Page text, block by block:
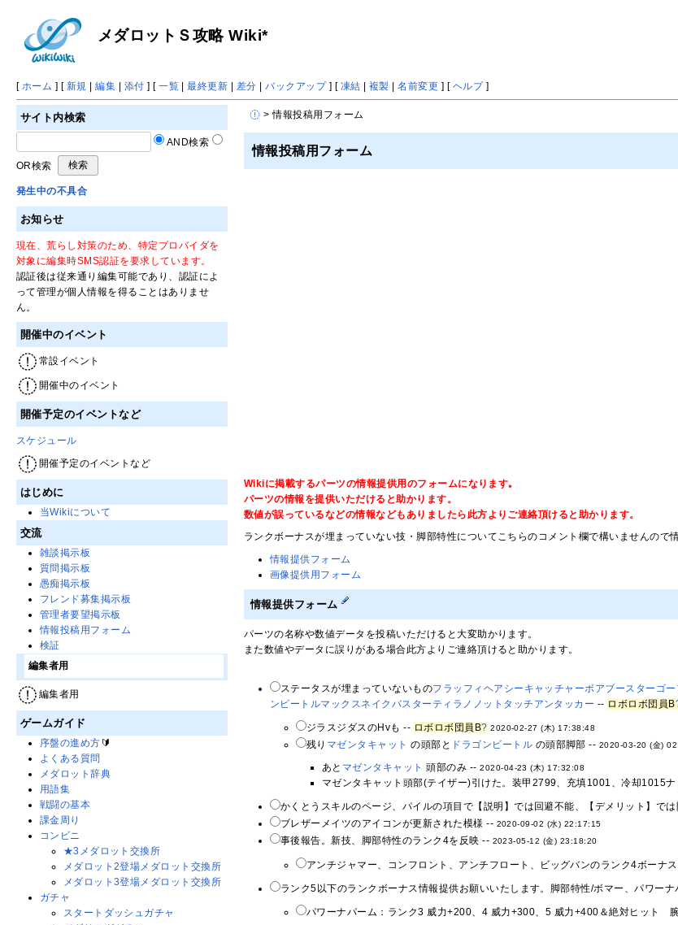
メダロットＳ攻略 Wiki*
[ ホーム ] [ 新規 |編集 | 添付 ] [一覧 |最終更新 | 差分 |バックアップ] [ 凍結 | 複製 |名前変更 ] [ ヘルプ]
> 情報投稿用フォーム
情報投稿用フォーム
Wikiに掲載するパーツの情報提供用のフォームになります｡
パーツの情報を提供いただけると助かります。
数値が誤っているなどの情報などもありましたら此方よりご連絡頂けると助かります。
ランクボーナスが埋まっていない技・脚部特性についてこちらのコメント欄で構いませんので
情報提供フォーム
画像提供用フォーム
情報提供フォーム
パーツの名称や数値データを投稿いただけると大変助かります。
また数値やデータに誤りがある場合此方よりご連絡頂けると助かります。
ステータスが埋まっていないものフラッフィヘア シーキャッチャーボアブースター ゴ
ンビートルマックスネイク バスターティラノ ノットタッチ アンタッカー -- ロボロボ団員B
ジラスジダスのHvも -- ロボロボ団員B? 2020-02-27 (木) 17:38:48
残り マゼンタキャット の頭部と ドラゴンビートル の頭部脚部 -- 2020-03-20 (金)
あと マゼンタキャット 頭部のみ --2020-04-23 (木) 17:32:08
マゼンタキャット頭部(テイザー)引けた。装甲2799、充填1001、冷却1015
かくとうスキルのページ、パイルの項目で【説明】では回避不能、【デメリット】で
ブレザーメイツのアイコンが更新された模様 -- 2020-09-02 (水) 22:17:15
事後報告。新技、脚部特性のランク4を反映 -- 2023-05-12 (金) 23:18:20
アンチジャマー、コンフロント、アンチフロート、ビッグバンのランク4ボーナ
ランク5以下のランクボーナス情報提供お願いいたします。脚部特性/ボマー、パワー
パワーナパーム：ランク3 威力+200、4 威力+300、5 威力+400＆絶対ヒット
サイト内検索
AND検索
OR検索
発生中の不具合
お知らせ
現在、荒らし対策のため、特定プロバイダを
対象に編集時SMS認証を要求しています。
認証後は従来通り編集可能であり、認証によ
って管理が個人情報を得ることはありませ
ん。
開催中のイベント
常設イベント
開催中のイベント
開催予定のイベントなど
スケジュール
開催予定のイベントなど
はじめに
当Wikiについて
交流
雑談掲示板
質問掲示板
愚痴掲示板
フレンド募集掲示板
管理者要望掲示板
情報投稿用フォーム
検証
編集者用
編集者用
ゲームガイド
序盤の進め方 🔰
よくある質問
メダロット辞典
用語集
戦闘の基本
課金周り
コンビニ
★3メダロット交換所
メダロット2登場メダロット交換所
メダロット3登場メダロット交換所
ガチャ
スタートダッシュガチャ